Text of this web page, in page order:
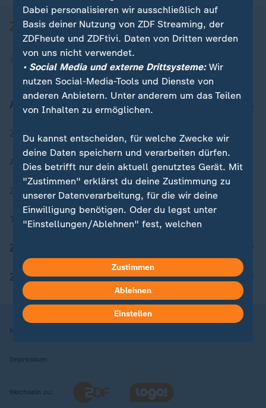
Aktuell bei ZDFheute
Zuletzt veröffentlicht
Aktuelle Sendungs-Videos
ZDFheute Stories
Themen im Überblick
ZDFheute Apps
Nutzungsbedingungen
Impressum
Wechseln zu:
Dabei personalisieren wir ausschließlich auf
Basis deiner Nutzung von ZDF Streaming, der
ZDFheute und ZDFtivi. Daten von Dritten werden
von uns nicht verwendet.
• Social Media und externe Drittsysteme:Wir
nutzen Social-Media-Tools und Dienste von
anderen Anbietern. Unter anderem um das Teilen
von Inhalten zu ermöglichen.
Du kannst entscheiden, für welche Zwecke wir
deine Daten speichern und verarbeiten dürfen.
Dies betrifft nur dein aktuell genutztes Gerät. Mit
"Zustimmen" erklärst du deine Zustimmung zu
unserer Datenverarbeitung, für die wir deine
Einwilligung benötigen. Oder du legst unter
"Einstellungen/Ablehnen" fest, welchen
kannst du jederzeit mit Wirkung für die Zukunft
in deinen Einstellungen widerrufen oder ändern.
Hier findest du das Impressum.
Weitere Informationen findest du in unserer
Zustimmen
Ablehnen
Einstellen